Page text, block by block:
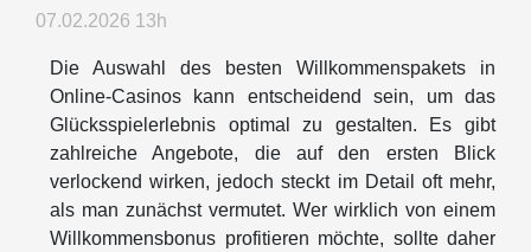
07.02.2026 13h
Die Auswahl des besten Willkommenspakets in
Online-Casinos kann entscheidend sein, um das
Glücksspielerlebnis optimal zu gestalten. Es gibt
zahlreiche Angebote, die auf den ersten Blick
verlockend wirken, jedoch steckt im Detail oft mehr,
als man zunächst vermutet. Wer wirklich von einem
Willkommensbonus profitieren möchte, sollte daher